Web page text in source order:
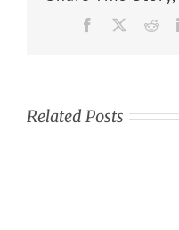
Facebook
Related Posts